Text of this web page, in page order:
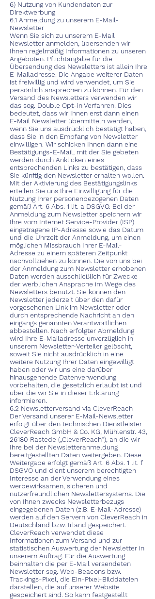
6) Nutzung von Kundendaten zur
Direktwerbung
6.1 Anmeldung zu unserem E-Mail-
Newsletter
Wenn Sie sich zu unserem E-Mail
Newsletter anmelden, übersenden wir
Ihnen regelmäßig Informationen zu unseren
Angeboten. Pflichtangabe für die
Übersendung des Newsletters ist allein Ihre
E-Mailadresse. Die Angabe weiterer Daten
ist freiwillig und wird verwendet, um Sie
persönlich ansprechen zu können. Für den
Versand des Newsletters verwenden wir
das sog. Double Opt-in Verfahren. Dies
bedeutet, dass wir Ihnen erst dann einen
E-Mail Newsletter übermitteln werden,
wenn Sie uns ausdrücklich bestätigt haben,
dass Sie in den Empfang von Newsletter
einwilligen. Wir schicken Ihnen dann eine
Bestätigungs-E-Mail, mit der Sie gebeten
werden durch Anklicken eines
entsprechenden Links zu bestätigen, dass
Sie künftig den Newsletter erhalten wollen.
Mit der Aktivierung des Bestätigungslinks
erteilen Sie uns Ihre Einwilligung für die
Nutzung Ihrer personenbezogenen Daten
gemäß Art. 6 Abs. 1 lit. a DSGVO. Bei der
Anmeldung zum Newsletter speichern wir
Ihre vom Internet Service-Provider (ISP)
eingetragene IP-Adresse sowie das Datum
und die Uhrzeit der Anmeldung, um einen
möglichen Missbrauch Ihrer E-Mail-
Adresse zu einem späteren Zeitpunkt
nachvollziehen zu können. Die von uns bei
der Anmeldung zum Newsletter erhobenen
Daten werden ausschließlich für Zwecke
der werblichen Ansprache im Wege des
Newsletters benutzt. Sie können den
Newsletter jederzeit über den dafür
vorgesehenen Link im Newsletter oder
durch entsprechende Nachricht an den
eingangs genannten Verantwortlichen
abbestellen. Nach erfolgter Abmeldung
wird Ihre E-Mailadresse unverzüglich in
unserem Newsletter-Verteiler gelöscht,
soweit Sie nicht ausdrücklich in eine
weitere Nutzung Ihrer Daten eingewilligt
haben oder wir uns eine darüber
hinausgehende Datenverwendung
vorbehalten, die gesetzlich erlaubt ist und
über die wir Sie in dieser Erklärung
informieren.
6.2 Newsletterversand via CleverReach
Der Versand unserer E-Mail-Newsletter
erfolgt über den technischen Dienstleister
CleverReach GmbH & Co. KG, Mühlenstr. 43,
26180 Rastede („CleverReach“), an die wir
Ihre bei der Newsletteranmeldung
bereitgestellten Daten weitergeben. Diese
Weitergabe erfolgt gemäß Art. 6 Abs. 1 lit. f
DSGVO und dient unserem berechtigten
Interesse an der Verwendung eines
werbewirksamen, sicheren und
nutzerfreundlichen Newslettersystems. Die
von Ihnen zwecks Newsletterbezugs
eingegebenen Daten (z.B. E-Mail-Adresse)
werden auf den Servern von CleverReach in
Deutschland bzw. Irland gespeichert.
CleverReach verwendet diese
Informationen zum Versand und zur
statistischen Auswertung der Newsletter in
unserem Auftrag. Für die Auswertung
beinhalten die per E-Mail versendeten
Newsletter sog. Web-Beacons bzw.
Trackings-Pixel, die Ein-Pixel-Bilddateien
darstellen, die auf unserer Website
gespeichert sind. So kann festgestellt